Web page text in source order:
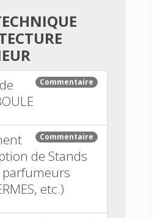
Commentaire
Commentaire
de Stands
etc.)